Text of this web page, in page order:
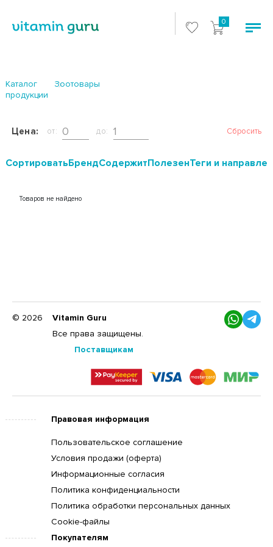
0
Каталог
продукции
Зоотовары
Цена: от: до: Сбросить
CортироватьБрендСодержитПолезенТеги и
Товаров не найдено
© 2026
Vitamin Guru
Все права защищены.
Поставщикам
Правовая информация
Пользовательское соглашение
Условия продажи (оферта)
Информационные согласия
Политика конфиденциальности
Политика обработки персональных данных
Cookie-файлы
Покупателям